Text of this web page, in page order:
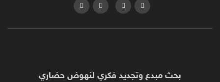
بحث مبدع وتجديد فكري لنهوض حضاري